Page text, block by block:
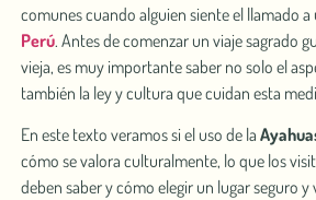
comunes cuando alguien siente el llamado a
Perú. Antes de comenzar un viaje sagrado
vieja, es muy importante saber no solo el
también la ley y cultura que cuidan esta
En es͏te texto vera͏mos si el ͏uso de la
cómo se valora culturalmente, lo que los͏
deben saber y cómo elegir un lugar segu͏ro